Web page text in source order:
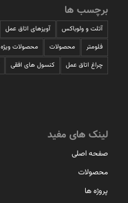
برچسب ها
آتلت و ولوباکس آویزهای اتاق عمل
فلومتر
محصولات محصولات ویژه
چراغ اتاق عمل
کنسول های افقی
لینک های مفید
صفحه اصلی
محصولات
پروژه ها